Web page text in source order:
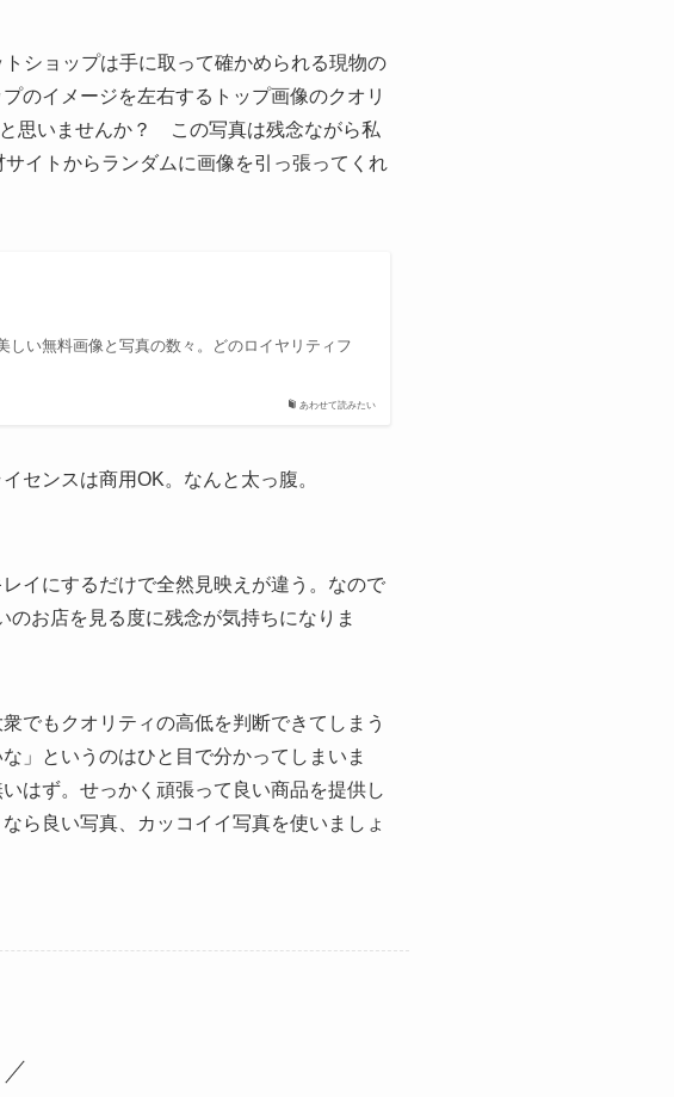
ショップは手に取って確かめられる現物の
のイメージを左右するトップ画像のクオリ
思いませんか？ この写真は残念ながら私
サイトからランダムに画像を引っ張ってくれ
あわせて読みたい
い無料画像と写真の数々。どのロイヤリティフ
センスは商用OK。なんと太っ腹。
イにするだけで全然見映えが違う。なので
お店を見る度に残念が気持ちになりま
でもクオリティの高低を判断できてしまう
」というのはひと目で分かってしまいま
はず。せっかく頑張って良い商品を提供し
ら良い写真、カッコイイ写真を使いましょ